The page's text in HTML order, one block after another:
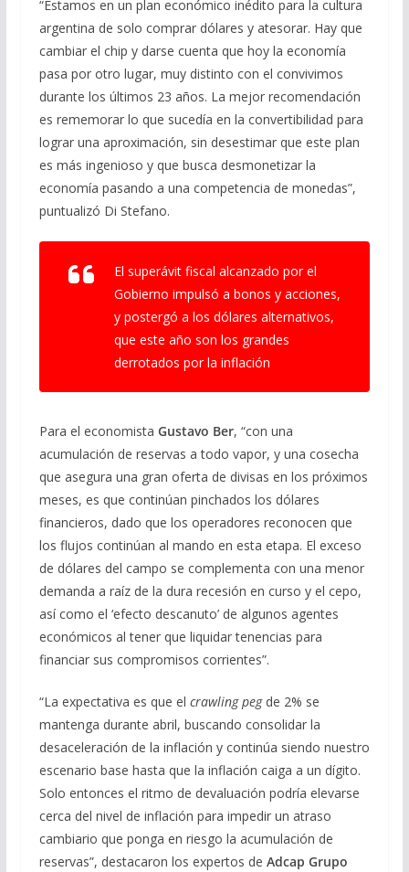
“Estamos en un plan económico inédito para la cultura
argentina de solo comprar dólares y atesorar. Hay que
cambiar el chip y darse cuenta que hoy la economía
pasa por otro lugar, muy distinto con el convivimos
durante los últimos 23 años. La mejor recomendación
es rememorar lo que sucedía en la convertibilidad para
lograr una aproximación, sin desestimar que este plan
es más ingenioso y que busca desmonetizar la
economía pasando a una competencia de monedas”,
puntualizó Di Stefano.
El superávit fiscal alcanzado por el
Gobierno impulsó a bonos y acciones,
y postergó a los dólares alternativos,
que este año son los grandes
derrotados por la inflación
Para el economista Gustavo Ber, “con una
acumulación de reservas a todo vapor, y una cosecha
que asegura una gran oferta de divisas en los próximos
meses, es que continúan pinchados los dólares
financieros, dado que los operadores reconocen que
los flujos continúan al mando en esta etapa. El exceso
de dólares del campo se complementa con una menor
demanda a raíz de la dura recesión en curso y el cepo,
así como el ‘efecto descanuto’ de algunos agentes
económicos al tener que liquidar tenencias para
financiar sus compromisos corrientes”.
“La expectativa es que el crawling pegde 2% se
mantenga durante abril, buscando consolidar la
desaceleración de la inflación y continúa siendo nuestro
escenario base hasta que la inflación caiga a un dígito.
Solo entonces el ritmo de devaluación podría elevarse
cerca del nivel de inflación para impedir un atraso
cambiario que ponga en riesgo la acumulación de
reservas”, destacaron los expertos de Adcap Grupo